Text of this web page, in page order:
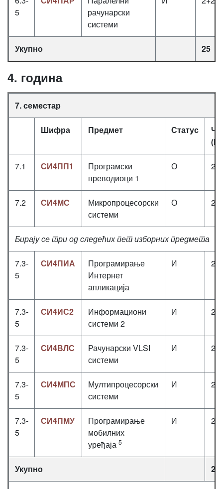
5
рачунарски
системи
Укупно 25
4. година
7. семестар
Шифра Предмет Статус
7.1 СИ4ПП1
Програмски
преводиоци 1
О
7.2 СИ4МС
Микропроцесорски
системи
О
Бирају се три од следећих пет изборних предмета
7.3-
5
СИ4ПИА
Програмирање
Интернет
апликација
И
7.3-
5
СИ4ИС2
Информациони
системи 2
И
7.3-
5
СИ4ВЛС
Рачунарски VLSI
системи
И
7.3-
5
СИ4МПС
Мултипроцесорски
системи
И
7.3-
5
СИ4ПМУ
Програмирање
мобилних
уређаја 5
И
Укупно 25